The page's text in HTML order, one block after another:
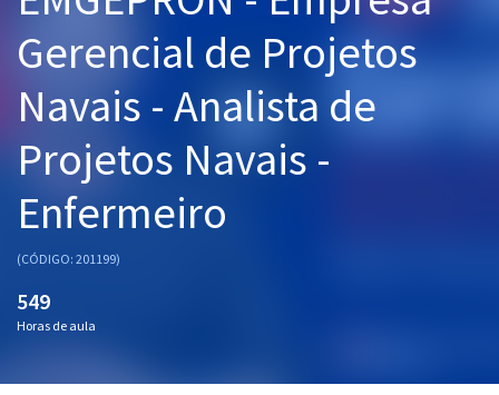
Graduação
OAB
Mentorias
Questões grátis
Blog
Gerencial de Projetos
Navais - Analista de
Projetos Navais -
Enfermeiro
(CÓDIGO: 201199)
549
Horas de aula